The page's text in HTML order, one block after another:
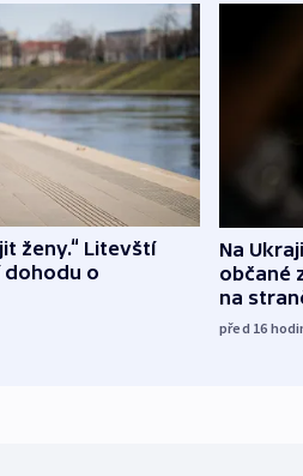
ženy.“ Litevští
dohodu o
Na
občané
na
před 16